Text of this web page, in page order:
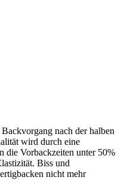
nach der halben
wird durch eine
die Vorbackzeiten unter 50%
Biss und
nicht mehr